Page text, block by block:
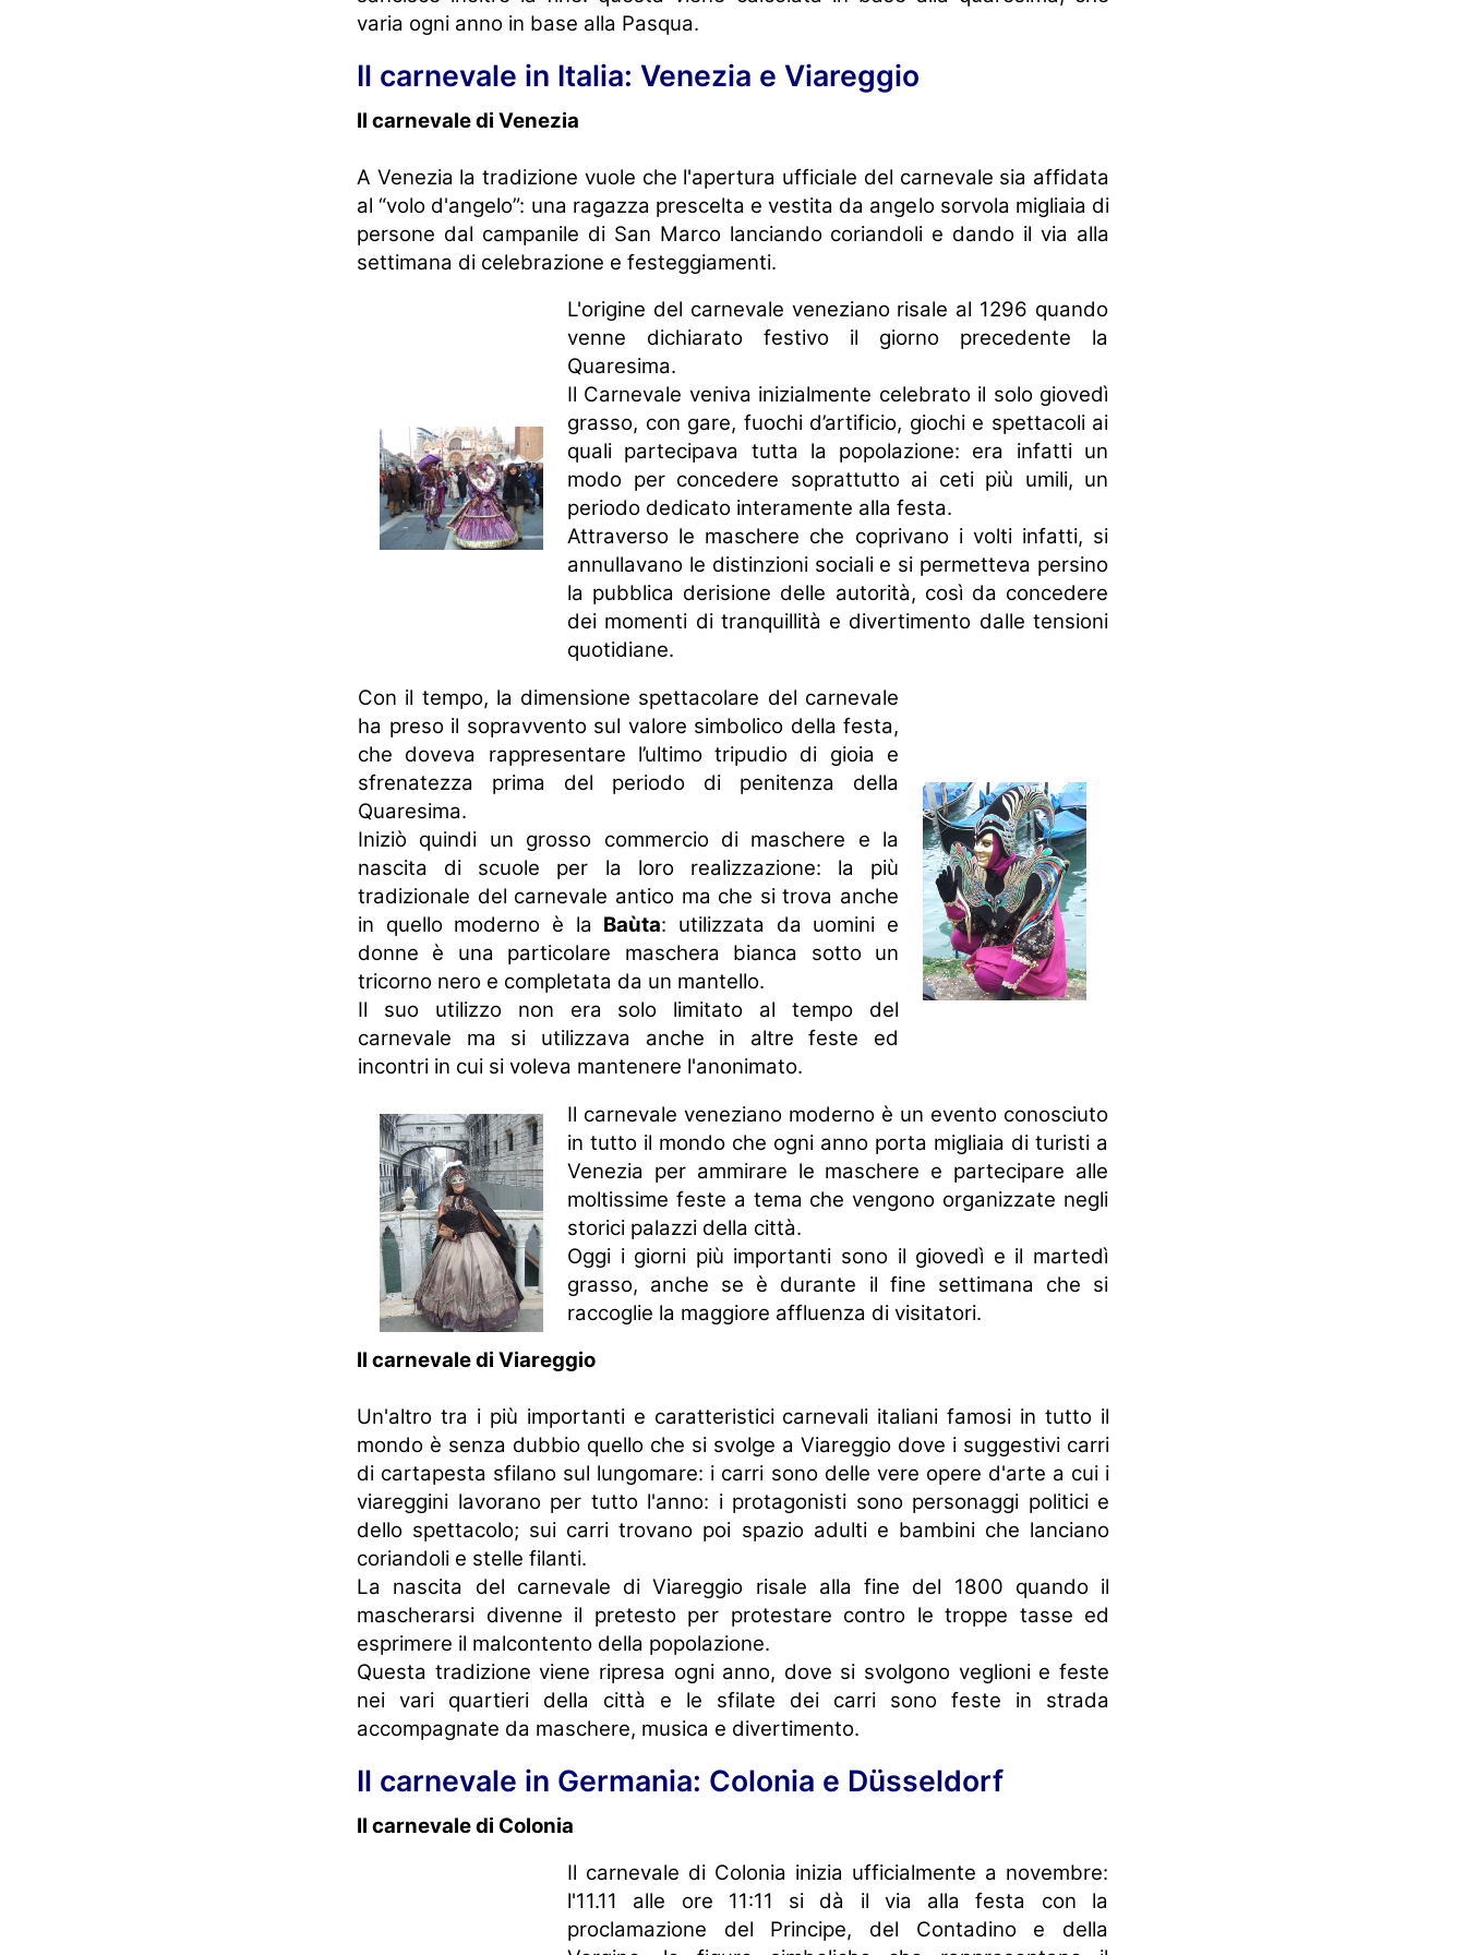
varia ogni anno in base alla Pasqua.
Il carnevale in Italia: Venezia e Viareggio
Il carnevale di Venezia
A Venezia la tradizione vuole che l'apertura ufficiale del carnevale sia affidata
al “volo d'angelo”: una ragazza prescelta e vestita da angelo sorvola migliaia di
persone dal campanile di San Marco lanciando coriandoli e dando il via alla
settimana di celebrazione e festeggiamenti.
L'origine del carnevale veneziano risale al 1296 quando
venne dichiarato festivo il giorno precedente la
Quaresima.
Il Carnevale veniva inizialmente celebrato il solo giovedì
grasso, con gare, fuochi d’artificio, giochi e spettacoli ai
quali partecipava tutta la popolazione: era infatti un
modo per concedere soprattutto ai ceti più umili, un
periodo dedicato interamente alla festa.
Attraverso le maschere che coprivano i volti infatti, si
annullavano le distinzioni sociali e si permetteva persino
la pubblica derisione delle autorità, così da concedere
dei momenti di tranquillità e divertimento dalle tensioni
quotidiane.
Con il tempo, la dimensione spettacolare del carnevale
ha preso il sopravvento sul valore simbolico della festa,
che doveva rappresentare l’ultimo tripudio di gioia e
sfrenatezza prima del periodo di penitenza della
Quaresima.
Iniziò quindi un grosso commercio di maschere e la
nascita di scuole per la loro realizzazione: la più
tradizionale del carnevale antico ma che si trova anche
in quello moderno è la Baùta: utilizzata da uomini e
donne è una particolare maschera bianca sotto un
tricorno nero e completata da un mantello.
Il suo utilizzo non era solo limitato al tempo del
carnevale ma si utilizzava anche in altre feste ed
incontri in cui si voleva mantenere l'anonimato.
Il carnevale veneziano moderno è un evento conosciuto
in tutto il mondo che ogni anno porta migliaia di turisti a
Venezia per ammirare le maschere e partecipare alle
moltissime feste a tema che vengono organizzate negli
storici palazzi della città.
Oggi i giorni più importanti sono il giovedì e il martedì
grasso, anche se è durante il fine settimana che si
raccoglie la maggiore affluenza di visitatori.
Il carnevale di Viareggio
Un'altro tra i più importanti e caratteristici carnevali italiani famosi in tutto il
mondo è senza dubbio quello che si svolge a Viareggio dove i suggestivi carri
di cartapesta sfilano sul lungomare: i carri sono delle vere opere d'arte a cui i
viareggini lavorano per tutto l'anno: i protagonisti sono personaggi politici e
dello spettacolo; sui carri trovano poi spazio adulti e bambini che lanciano
coriandoli e stelle filanti.
La nascita del carnevale di Viareggio risale alla fine del 1800 quando il
mascherarsi divenne il pretesto per protestare contro le troppe tasse ed
esprimere il malcontento della popolazione.
Questa tradizione viene ripresa ogni anno, dove si svolgono veglioni e feste
nei vari quartieri della città e le sfilate dei carri sono feste in strada
accompagnate da maschere, musica e divertimento.
Il carnevale in Germania: Colonia e Düsseldorf
Il carnevale di Colonia
Il carnevale di Colonia inizia ufficialmente a novembre:
l'11.11 alle ore 11:11 si dà il via alla festa con la
proclamazione del Principe, del Contadino e della